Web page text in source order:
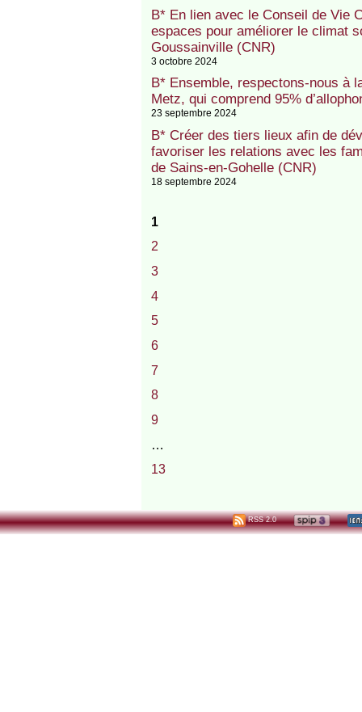
B* En lien avec le Conseil de Vie
espaces pour améliorer le climat
Goussainville (CNR)
3 octobre 2024
B* Ensemble, respectons-nous à
Metz, qui comprend 95%
23 septembre 2024
B* Créer des tiers lieux afin de
favoriser les relations avec les
de Sains-en-Gohelle (CNR)
18 septembre 2024
1
2
3
4
5
6
7
8
9
…
13
RSS 2.0